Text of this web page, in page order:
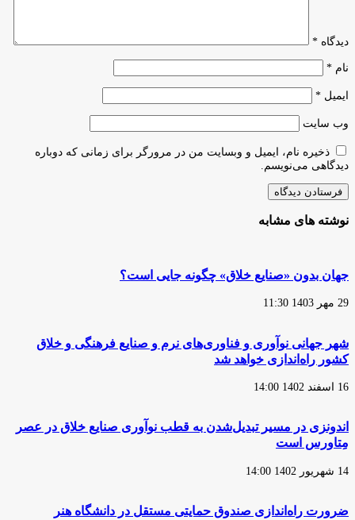
دیدگاه *
نام *
ایمیل *
وب‌ سایت
ذخیره نام، ایمیل و وبسایت من در مرورگر برای زمانی که دوباره
دیدگاهی می‌نویسم.
نوشته های مشابه
جهان بدون «صنایع خلاق» چگونه جایی است؟
29 مهر 1403 11:30
شهر جهانی نوآوری­ و فناوری­‌های نرم­­ و صنایع فرهنگی و خلاق
کشور راه‌اندازی خواهد شد
16 اسفند 1402 14:00
اندونزی در مسیر تبدیل‌شدن به قطب نوآوری صنایع خلاق در عصر
مِتاورس است
14 شهریور 1402 14:00
ضرورت راه‌اندازی صندوق حمایتی مستقل در دانشگاه هنر